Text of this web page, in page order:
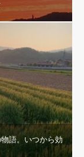
語。いつから効